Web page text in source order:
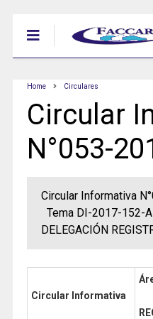
Home Circulares
Circular
N°053-
Circular Informativa
Tema DI-2017-152-
DELEGACIÓN
Circular Informativa